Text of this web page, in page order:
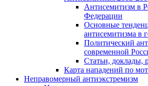
Антисемитизм в
Федерации
Основные
антисемитизма в
Политический
современной
Статьи, доклады,
Карта нападений по
Неправомерный антиэкстремизм